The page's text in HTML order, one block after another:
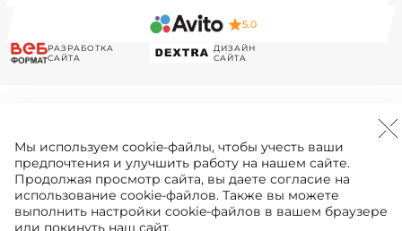
5.0
РАЗРАБОТКА
САЙТА
ДИЗАЙН
САЙТА
Мы используем cookie-файлы, чтобы учесть ваши
предпочтения и улучшить работу на нашем сайте.
Продолжая просмотр сайта, вы даете согласие на
использование cookie-файлов. Также вы можете
выполнить настройки cookie-файлов в вашем браузере
или покинуть наш сайт.